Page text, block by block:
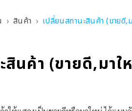
สินค้า เปลี่ยนสถานะสินค้า (ขายดี,
สินค้า (ขายดี,มาใ